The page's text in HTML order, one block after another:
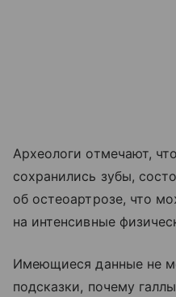
Археологи отмечают,
сохранились зубы,
об остеоартрозе, что
на интенсивные
Имеющиеся данные не
подсказки, почему